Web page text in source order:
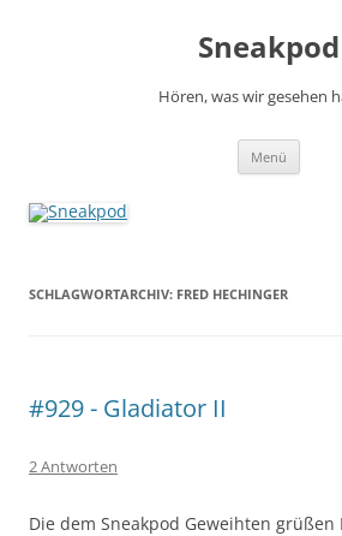
Sneakpod
Hören, was wir gesehen
Menü
SCHLAGWORTARCHIV: FRED HECHINGER
#929 - Gladiator II
2 Antworten
Die dem Sneakpod Geweihten grüßen